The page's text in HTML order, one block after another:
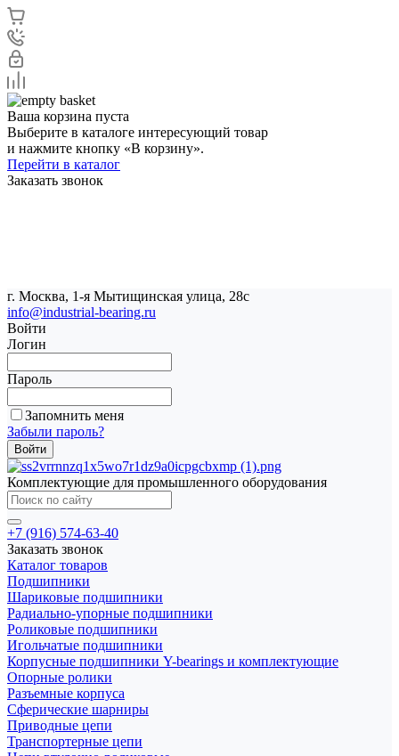
Ваша корзина пуста
Выберите в каталоге интересующий товар
и нажмите кнопку «В корзину».
Перейти в каталог
Заказать звонок
г. Москва, 1-я Мытищинская улица, 28с
info@industrial-bearing.ru
Войти
Логин
Пароль
Запомнить меня
Забыли пароль?
Комплектующие для промышленного оборудования
+7 (916) 574-63-40
Заказать звонок
Каталог товаров
Подшипники
Шариковые подшипники
Радиально-упорные подшипники
Роликовые подшипники
Игольчатые подшипники
Корпусные подшипники Y-bearings и комплектующие
Опорные ролики
Разъемные корпуса
Сферические шарниры
Приводные цепи
Транспортерные цепи